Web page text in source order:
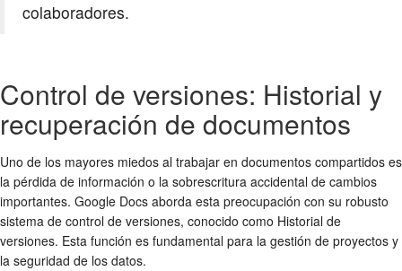
colaboradores.
Control de versiones: Historial y
recuperación de documentos
Uno de los mayores miedos al trabajar en documentos compartidos es
la pérdida de información o la sobrescritura accidental de cambios
importantes. Google Docs aborda esta preocupación con su robusto
sistema de control de versiones, conocido como Historial de
versiones. Esta función es fundamental para la gestión de proyectos y
la seguridad de los datos.